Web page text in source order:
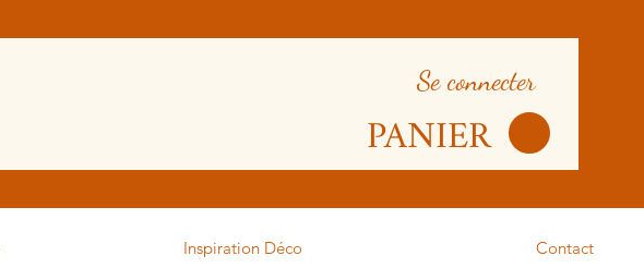
Se connecter
PANIER
Inspiration Déco Contact